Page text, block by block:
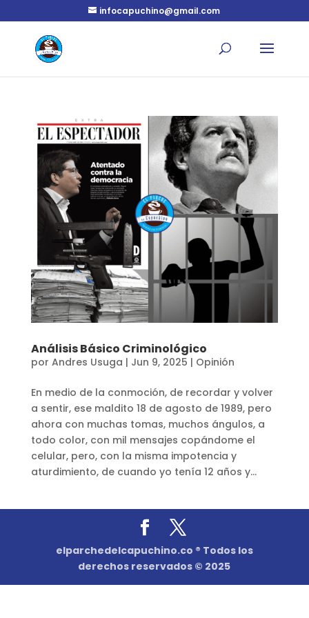
infocapuchino@gmail.com
Análisis Básico Criminológico
por Andres Usuga | Jun 9, 2025 | Opinión
En medio de la conmoción, de recordar y volver
a sentir, ese maldito 18 de agosto de 1989, pero
ahora con muchas tomas, muchos ángulos, a
todo color, con mil mensajes copándome el
celular, pero, con la misma impotencia y
aturdimiento, de cuando yo tenía 12 años y...
elparchedelcapuchino.co ® Todos los
derechos reservados © 2025